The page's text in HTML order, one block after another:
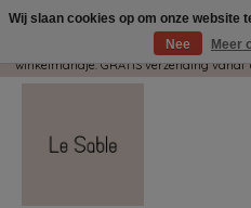
Wij pakken met plezier jouw kadootjes
winkelmandje. GRATIS verzending vanaf
Wij slaan cookies op om onze website
Nee
Meer